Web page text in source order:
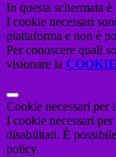
In questa schermata
I cookie necessari
piattaforma e non è
Per conoscere quali
visionare la
Cookie necessari per
I cookie necessari
disabilitati. È
policy.